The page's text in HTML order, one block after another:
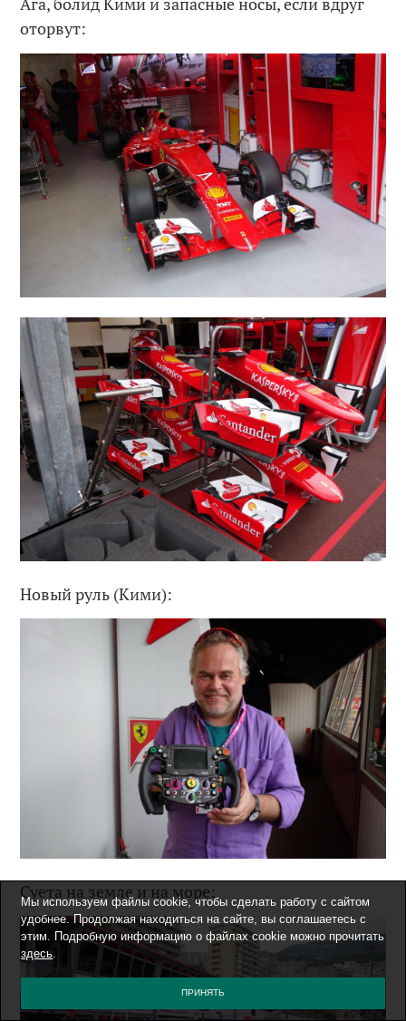
оторвут:
Новый руль (Кими):
Суета на земле и на море:
Мы используем файлы cookie, чтобы сделать работу с сайтом
удобнее. Продолжая находиться на сайте, вы соглашаетесь с
этим. Подробную информацию о файлах cookie можно прочитать
здесь.
ПРИНЯТЬ